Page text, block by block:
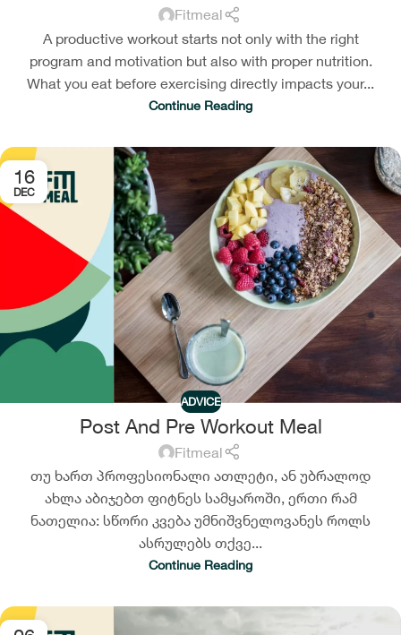
Fitmeal
A productive workout starts not only with the right
program and motivation but also with proper nutrition.
What you eat before exercising directly impacts your...
Continue Reading
16
DEC
ADVICE
Post And Pre Workout Meal
Fitmeal
თუ ხართ პროფესიონალი ათლეტი, ან უბრალოდ
ახლა აბიჯებთ ფიტნეს სამყაროში, ერთი რამ
ნათელია: სწორი კვება უმნიშვნელოვანეს როლს
ასრულებს თქვე...
Continue Reading